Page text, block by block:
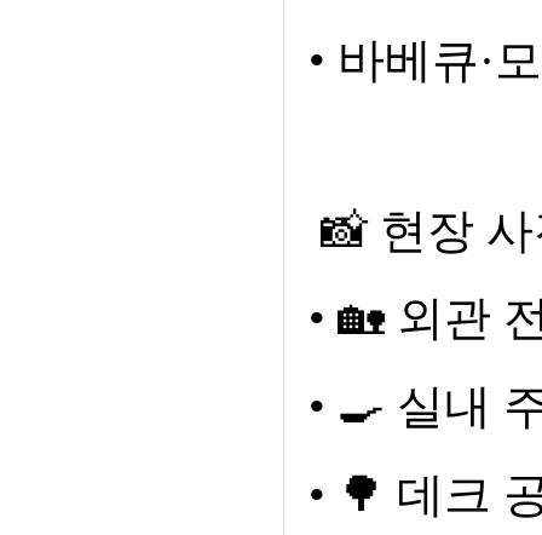
• 바베큐·
📸 현장
• 🏡 외관
• 🍳 실내
• 🌳 데크